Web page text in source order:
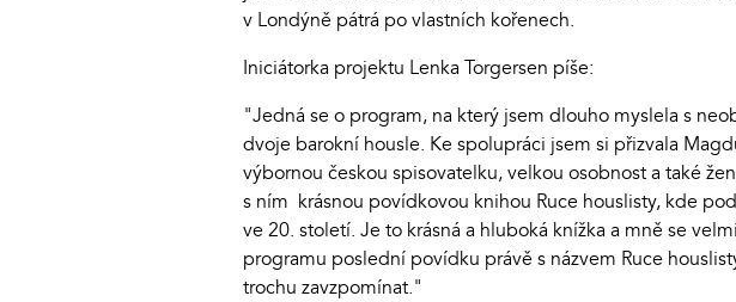
v Londýně pátrá po vlastních kořenech.
Iniciátorka projektu Lenka Torgersen píše:
"Jedná se o program, na který jsem dlouho myslela s
dvoje barokní housle. Ke spolupráci jsem si přizvala
výbornou českou spisovatelku, velkou osobnost a také
s ním krásnou povídkovou knihou Ruce houslisty, kde
ve 20. století. Je to krásná a hluboká knížka a mně se
programu poslední povídku právě s názvem Ruce
trochu zavzpomínat."